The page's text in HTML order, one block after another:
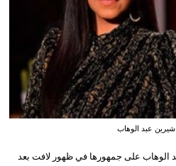
شيرين عبد الوهاب
الوهاب على جمهورها في ظهور لافت بعد